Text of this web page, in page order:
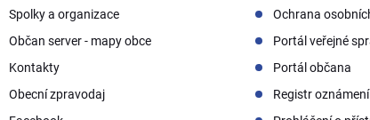
Spolky a organizace
Občan server - mapy obce
Kontakty
Obecní zpravodaj
Ochrana
Portál veřejné
Portál občana
Registr oznámení